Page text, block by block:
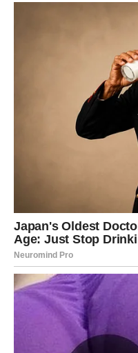
Mnogi Rakovi će biti
im finansijska situacija
Ono što je posebno
doći baš u trenutku kada
reši neki važan trošak.
Lav –
Lavovi su poznati po
Oni često ulažu mnogo
ponekad imaju osećaj
bi želeli.
Kraj marta može doneti
poslovna ponuda, nova
dodatnu zaradu. Neki
priznanje za rad koji su